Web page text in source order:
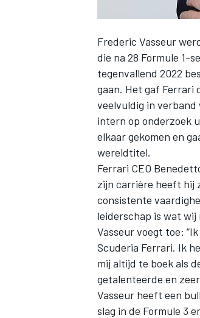
WEC
Frederic Vasseur
die na 28 Formule 1-
tegenvallend 2022
gaan. Het gaf Ferrari
veelvuldig in
intern op onderzoek
elkaar gekomen en
wereldtitel.
Ferrari CEO
zijn carrière heeft hij
consistente
leiderschap is wat
Vasseur voegt toe:
Scuderia Ferrari. Ik
mij altijd te boek als
getalenteerde en
Vasseur heeft een
slag in de Formule 3